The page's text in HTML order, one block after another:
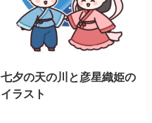
七夕の天の川と彦星織姫の
イラスト